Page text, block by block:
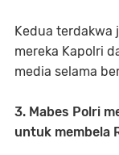
Kedua terdakwa
mereka Kapolri
media selama
3. Mabes Polri
untuk membela